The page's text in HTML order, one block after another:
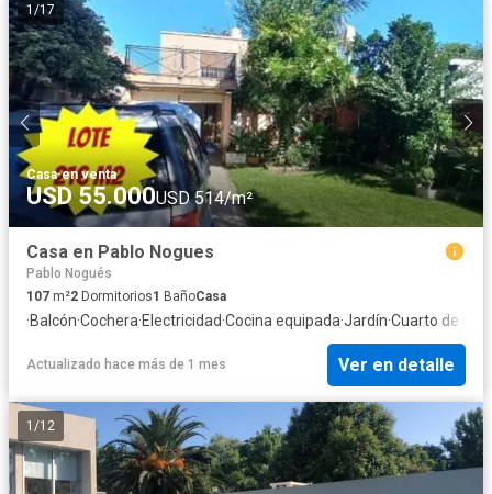
1 /17
Casa·en venta
USD 55.000USD 514/m²
Casa en Pablo Nogues
Pablo Nogués
107 m²2 Dormitorios1 BañoCasa
·Balcón·Cochera·Electricidad·Cocina equipada·Jardín·Cuarto de
Actualizado hace más de 1 mes Ver en detalle
1 /12